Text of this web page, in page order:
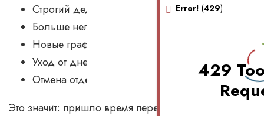
Строгий дедлайн: все записи — до 20 числа
Больше нельзя вести
Новые графы в KPiR: номер фактуры в KSeF и NIP
Уход от дневных сводок по продажам — только
Отмена отдельных книг для каждого филиала.
Это значит: пришло время перейти на современные
Error! (429)
429